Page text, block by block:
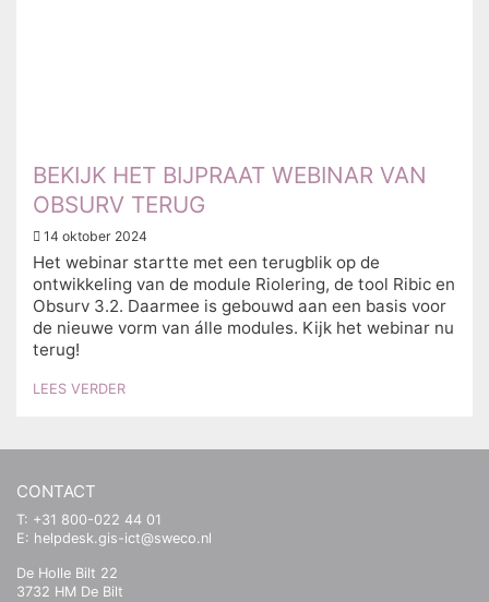
BEKIJK HET BIJPRAAT WEBINAR VAN
OBSURV TERUG
14 oktober 2024
Het webinar startte met een terugblik op de
ontwikkeling van de module Riolering, de tool Ribic en
Obsurv 3.2. Daarmee is gebouwd aan een basis voor
de nieuwe vorm van álle modules. Kijk het webinar nu
terug!
LEES VERDER
CONTACT
T: +31 800-022 44 01
E: helpdesk.gis-ict@sweco.nl
De Holle Bilt 22
3732 HM De Bilt